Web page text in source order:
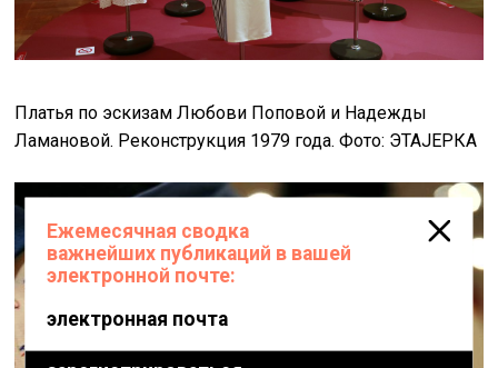
Платья по эскизам Любови Поповой и Надежды
Ламановой. Реконструкция 1979 года. Фото: ЭТАJЕРКА